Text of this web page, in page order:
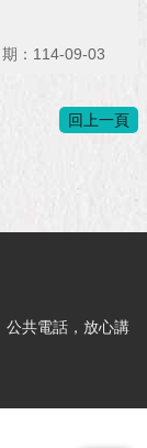
：114-09-03
回上一頁
公共電話，放心講